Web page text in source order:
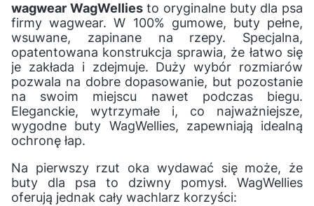
wagwear WagWelliesto oryginalne buty dla psa
firmy wagwear. W 100% gumowe, buty pełne,
wsuwane, zapinane na rzepy. Specjalna,
opatentowana konstrukcja sprawia, że łatwo się
je zakłada i zdejmuje. Duży wybór rozmiarów
pozwala na dobre dopasowanie, but pozostanie
na swoim miejscu nawet podczas biegu.
Eleganckie, wytrzymałe i, co najważniejsze,
wygodne buty WagWellies, zapewniają idealną
ochronę łap.
Na pierwszy rzut oka wydawać się może, że
buty dla psa to dziwny pomysł. WagWellies
oferują jednak cały wachlarz korzyści: